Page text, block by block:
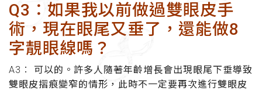
Q3：如果我以前做過雙眼皮手
術，現在眼尾又垂了，還能做8
字靚眼線嗎？
A3：
可以的。許多人隨著年齡增長會出現眼尾下垂導致
雙眼皮摺痕變窄的情形，此時不一定要再次進行雙眼皮